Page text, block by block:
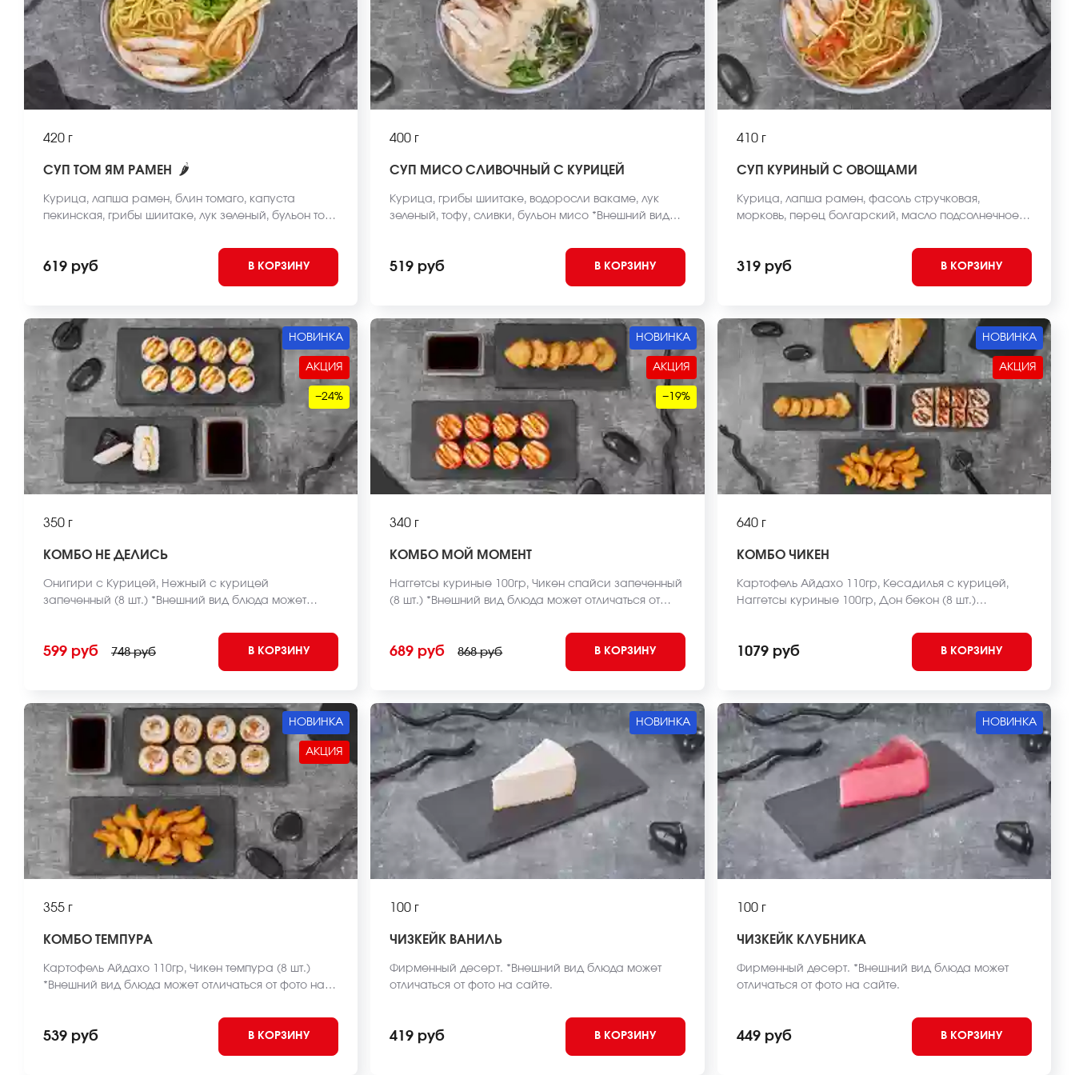
420 г
СУП ТОМ ЯМ РАМЕН 🌶
Курица, лапша рамен, блин томаго, капуста
пекинская, грибы шиитаке, лук зеленый, бульон том
619 руб В КОРЗИНУ
400 г
СУП МИСО СЛИВОЧНЫЙ С КУРИЦЕЙ
Курица, грибы шиитаке, водоросли вакаме, лук
зеленый, тофу, сливки, бульон мисо *Внешний вид
519 руб В КОРЗИНУ
410 г
СУП КУРИНЫЙ С ОВОЩАМИ
Курица, лапша рамен, фасоль стручковая,
морковь, перец болгарский, масло подсолнечное,
может отличаться от фото на сайте.
319 руб В КОРЗИНУ
НОВИНКА
АКЦИЯ
−24%
350 г
КОМБО НЕ ДЕЛИСЬ
Онигири с Курицей, Нежный с курицей
запеченный (8 шт.) *Внешний вид блюда может
599 руб 748 руб В КОРЗИНУ
НОВИНКА
АКЦИЯ
−19%
340 г
КОМБО МОЙ МОМЕНТ
Наггетсы куриные 100гр, Чикен спайси запеченный
(8 шт.) *Внешний вид блюда может отличаться от
689 руб 868 руб В КОРЗИНУ
НОВИНКА
АКЦИЯ
640 г
КОМБО ЧИКЕН
Картофель Айдахо 110гр, Кесадилья с курицей,
Наггетсы куриные 100гр, Дон бекон (8 шт.)
1079 руб В КОРЗИНУ
НОВИНКА
АКЦИЯ
355 г
КОМБО ТЕМПУРА
Картофель Айдахо 110гр, Чикен темпура (8 шт.)
*Внешний вид блюда может отличаться от фото на
539 руб В КОРЗИНУ
НОВИНКА
100 г
ЧИЗКЕЙК ВАНИЛЬ
Фирменный десерт. *Внешний вид блюда может
отличаться от фото на сайте.
419 руб В КОРЗИНУ
НОВИНКА
100 г
ЧИЗКЕЙК КЛУБНИКА
Фирменный десерт. *Внешний вид блюда может
отличаться от фото на сайте.
449 руб В КОРЗИНУ